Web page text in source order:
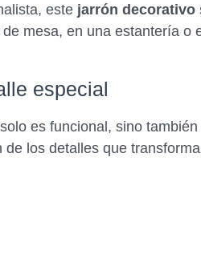
este jarrón decorativo
mesa, en una estantería
especial
es funcional, sino
los detalles que